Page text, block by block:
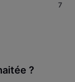
7
?